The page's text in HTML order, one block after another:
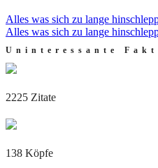
Alles was sich zu lange
Alles was sich zu lange
Uninteressante
2225 Zitate
138 Köpfe